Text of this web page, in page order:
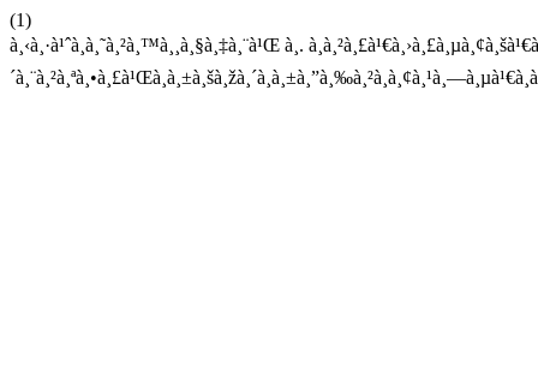
(1)
à¸‹à¸·à¹ˆà¸­à¸˜à¸²à¸™à¸¸à¸§à¸‡à¸¨à¹Œ à¸.